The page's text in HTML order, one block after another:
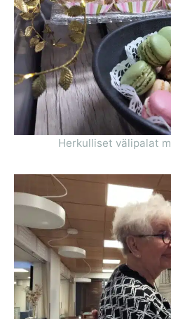
Herkulliset välipalat